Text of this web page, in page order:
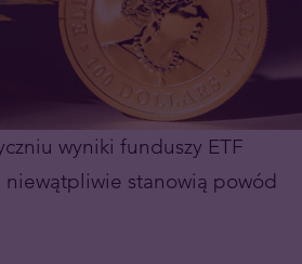
wyniki funduszy ETF
niewątpliwie stanowią powód